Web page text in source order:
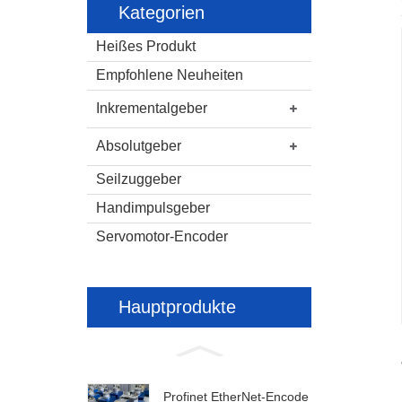
Kategorien
Heißes Produkt
Empfohlene Neuheiten
Inkrementalgeber
Absolutgeber
Seilzuggeber
Handimpulsgeber
Servomotor-Encoder
Hauptprodukte
Profinet EtherNet-Encode